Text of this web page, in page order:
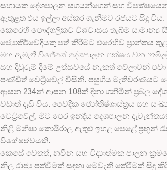
සහායක දේශපාලන සගයන්ගෙන් සහ
ඇතුළත එය ඉල්ලා අස්කර ගැනීමට රජයට සිදු
කෙරෙහි පෞද්ගලිකව විශ්වාසය තැබීම සාමාන්‍ය
ජ්‍යොතීර්වේදියකු පත් කිරීමට එරෙහිව ප්‍රාන්තය
මහ ඇමැති විජේගේ දේශපාලන පක්ෂය වන
සහ දිවුරුම් දීමේ උත්සවයේ නැකත් වේලාවන්
පණ්ඩිත් වෙට්‍රිවේල් විසිනි. පසුගිය මැතිවරණයට
ආසන 234න් ආසන 108ක් දිනා ගනිමින් ප්‍රබල
වඩාත් දැඩි විය. වෛදික ජ්‍යෝතිෂ්ශාස්ත්‍රය සහ
වෙට්‍රිවේල්, මීට පෙර ඉන්දීය දේශපාලන
නිළි මනීෂා කොයිරාල ඇතුළු ඉහළ පෙළේ ප්‍රභූන්
විශේෂත්වයකි.
කෙසේ වෙතත්, නවීන සහ විද්‍යාත්මක පාලන
නිල රාජ්‍ය පත්වීමක් සඳහා මෙවැනි තේරීමක් සිදු